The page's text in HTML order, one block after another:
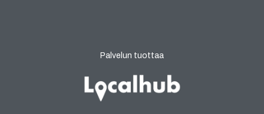
Palvelun tuottaa